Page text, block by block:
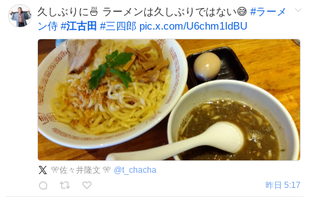
久しぶりに🍜 ラーメンは久しぶりではない😅 #ラーメ
ン侍 #江古田 #三四郎 pic.x.com/U6chm1IdBU
🎌佐々井隆文 🎌 @t_chacha
昨日 5:17